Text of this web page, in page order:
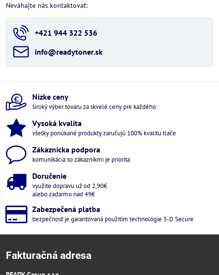
Neváhajte nás kontaktovať:
+421 944 322 536
info​@readytoner​.sk
Nízke ceny
široký výber tovaru za skvelé ceny pre každého
Vysoká kvalita
všetky ponúkané produkty zaručujú 100% kvalitu tlače
Zákaznícka podpora
komunikácia so zákazníkmi je priorita
Doručenie
využite dopravu už od 2,90€
alebo zadarmo nad 49€
Zabezpečená platba
bezpečnosť je garantovaná použitím technológie 3-D Secure
Fakturačná adresa